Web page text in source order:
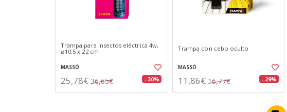
Trampa para insectos eléctrica 4w,
ø10,5 x 22 cm
MASSÓ
25,78€ 36,65€ - 30%
Trampa con cebo oculto
MASSÓ
11,86€ 16,77€ - 29%